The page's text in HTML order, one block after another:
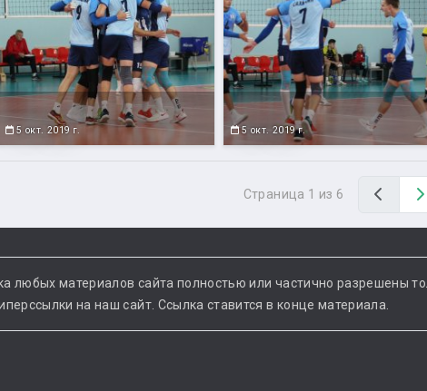
5 окт. 2019 г. 5 окт. 2019 г.
Страница 1 из 6 Назад
любых материалов сайта полностью или частично разрешены
на наш сайт. Ссылка ставится в конце материала.